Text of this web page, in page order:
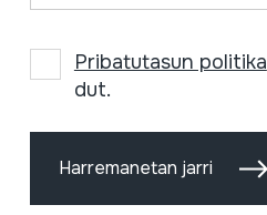
Pribatutasun politika
dut.
Harremanetan jarri